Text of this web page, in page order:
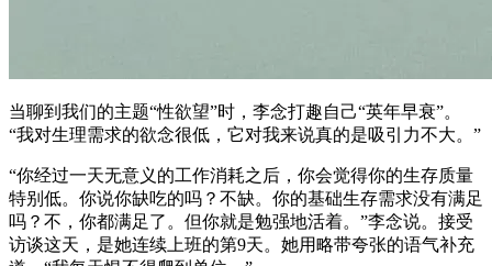
当聊到我们的主题“性欲望”时，李念打趣自己“英年早衰”。
“我对生理需求的欲念很低，它对我来说真的是吸引力不大。”
“你经过一天无意义的工作消耗之后，你会觉得你的生存质量
特别低。你说你缺吃的吗？不缺。你的基础生存需求没有满足
吗？不，你都满足了。但你就是勉强地活着。”李念说。接受
访谈这天，是她连续上班的第9天。她用略带夸张的语气补充